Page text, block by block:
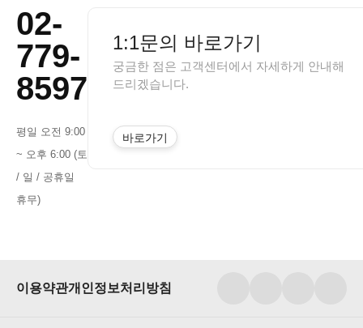
02-
779-
8597
평일 오전 9:00
~ 오후 6:00 (토
/ 일 / 공휴일
휴무)
1:1문의 바로가기
궁금한 점은 고객센터에서 자세하게 안내해
드리겠습니다.
바로가기
이용약관개인정보처리방침